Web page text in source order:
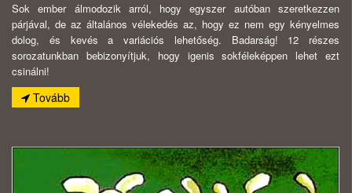
Sok ember álmodozik arról, hogy egyszer autóban szeretkezzen
párjával, de az általános vélekedés az, hogy ez nem egy kényelmes
dolog, és kevés a variációs lehetőség. Badarság! 12 részes
sorozatunkban bebizonyítjuk, hogy igenis sokféleképpen lehet ezt
csinálni!
Tovább